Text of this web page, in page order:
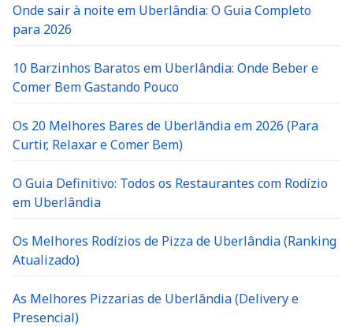
Onde sair à noite em Uberlândia: O Guia Completo
para 2026
10 Barzinhos Baratos em Uberlândia: Onde Beber e
Comer Bem Gastando Pouco
Os 20 Melhores Bares de Uberlândia em 2026 (Para
Curtir, Relaxar e Comer Bem)
O Guia Definitivo: Todos os Restaurantes com Rodízio
em Uberlândia
Os Melhores Rodízios de Pizza de Uberlândia (Ranking
Atualizado)
As Melhores Pizzarias de Uberlândia (Delivery e
Presencial)